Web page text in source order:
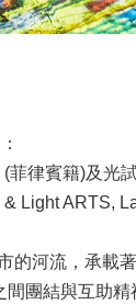
菲律賓籍)及光
Light ARTS,
的河流，承載
團結與互助